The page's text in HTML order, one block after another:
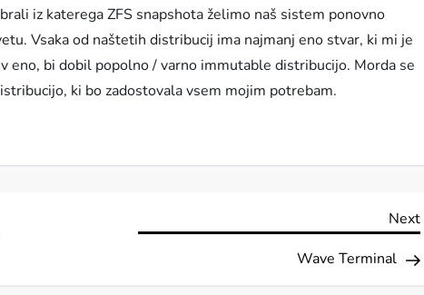
iz katerega ZFS snapshota želimo naš sistem ponovno
Vsaka od naštetih distribucij ima najmanj eno stvar, ki mi je
eno, bi dobil popolno / varno immutable distribucijo. Morda se
ki bo zadostovala vsem mojim potrebam.
Next
Wave Terminal